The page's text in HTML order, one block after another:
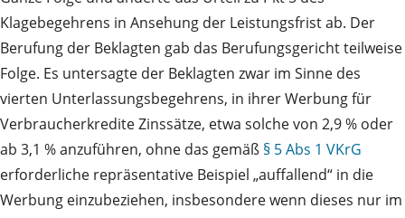
Klagebegehrens in Ansehung der Leistungsfrist ab. Der
Berufung der Beklagten gab das Berufungsgericht teilweise
Folge. Es untersagte der Beklagten zwar im Sinne des
vierten Unterlassungsbegehrens, in ihrer Werbung für
Verbraucherkredite Zinssätze, etwa solche von 2,9 % oder
ab 3,1 % anzuführen, ohne das gemäß § 5 Abs 1 VKrG
erforderliche repräsentative Beispiel „auffallend“ in die
Werbung einzubeziehen, insbesondere wenn dieses nur im